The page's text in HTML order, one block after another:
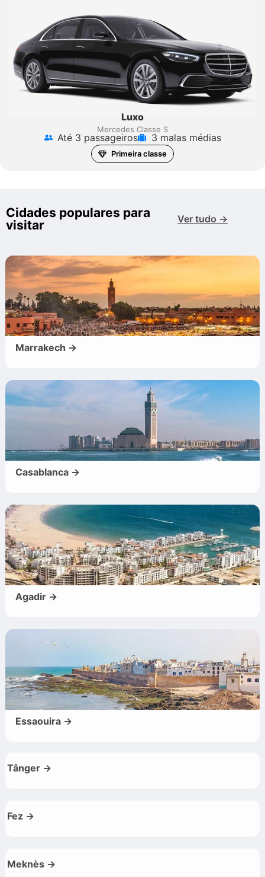
Luxo
Mercedes Classe S
Até 3 passageiros 3 malas médias
Primeira classe
Cidades populares para
visitar
Ver tudo →
Marrakech →
Casablanca →
Agadir →
Essaouira →
Tânger →
Fez →
Meknès →